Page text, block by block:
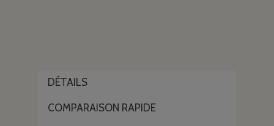
DÉTAILS
COMPARAISON RAPIDE